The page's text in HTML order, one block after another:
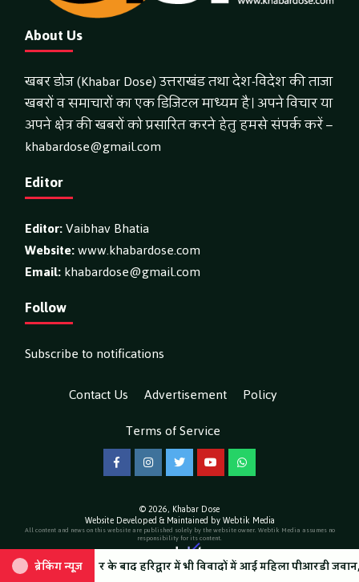
ब्रेकिंग न्यूज़
अन्य गंभीर आरोप, वीडियो हुआ वायरल SIR के नोटिसों पर कांग्रेस ने
About Us
खबर डोज (Khabar Dose) उत्तराखंड तथा देश-विदेश की ताजा
खबरों व समाचारों का एक डिजिटल माध्यम है। अपने विचार या
अपने क्षेत्र की खबरों को प्रसारित करने हेतु हमसे संपर्क करें –
khabardose@gmail.com
Editor
Editor:Vaibhav Bhatia
Website:www.khabardose.com
Email:khabardose@gmail.com
Follow
Subscribe to notifications
Contact Us
Advertisement
Policy
Terms of Service
FacebookInstagramTwitterYouTubeWhatsApp
© 2026, Khabar Dose
Website Developed & Maintained by Webtik Media
All content and news on this website are published solely by the website owner. Webtik Media assumes no
responsibility for its content.
ब्रेकिंग न्यूज़
के बाद हरिद्वार में भी विवादों में आई महिला पीआरडी जवान, रोडवेज